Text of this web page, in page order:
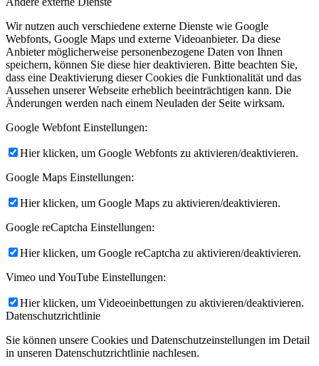
Wir nutzen auch verschiedene externe Dienste wie Google
Webfonts, Google Maps und externe Videoanbieter. Da diese
Anbieter möglicherweise personenbezogene Daten von Ihnen
speichern, können Sie diese hier deaktivieren. Bitte beachten Sie,
dass eine Deaktivierung dieser Cookies die Funktionalität und das
Aussehen unserer Webseite erheblich beeinträchtigen kann. Die
Änderungen werden nach einem Neuladen der Seite wirksam.
Google Webfont Einstellungen:
Hier klicken, um Google Webfonts zu aktivieren/deaktivieren.
Google Maps Einstellungen:
Hier klicken, um Google Maps zu aktivieren/deaktivieren.
Google reCaptcha Einstellungen:
Hier klicken, um Google reCaptcha zu aktivieren/deaktivieren.
Vimeo und YouTube Einstellungen:
Hier klicken, um Videoeinbettungen zu aktivieren/deaktivieren.
Datenschutzrichtlinie
Sie können unsere Cookies und Datenschutzeinstellungen im Detail
in unseren Datenschutzrichtlinie nachlesen.